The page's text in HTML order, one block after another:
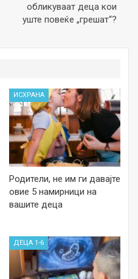
обликуваат деца кои
уште повеќе „грешат“?
ИСХРАНА
Родители, не им ги давајте
овие 5 намирници на
вашите деца
ДЕЦА 1-6